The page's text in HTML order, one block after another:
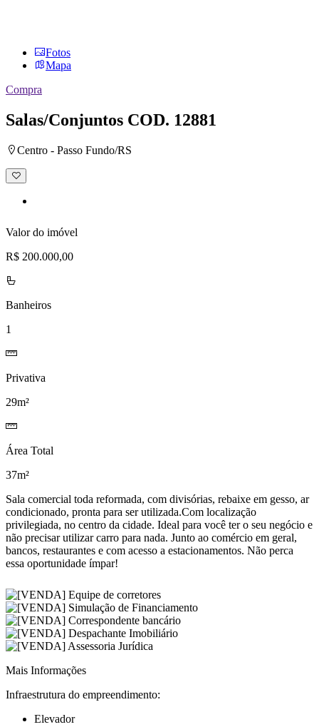
Fotos
Mapa
Compra
Salas/Conjuntos COD. 12881
Centro - Passo Fundo/RS
Adicionar
à
Valor do imóvel
R$ 200.000,00
Banheiros
1
Privativa
29m²
Área Total
37m²
Sala comercial toda reformada, com divisórias, rebaixe em gesso, ar
condicionado, pronta para ser utilizada.Com localização
privilegiada, no centro da cidade. Ideal para você ter o seu negócio e
não precisar utilizar carro para nada. Junto ao comércio em geral,
bancos, restaurantes e com acesso a estacionamentos. Não perca
essa oportunidade ímpar!
Mais Informações
Infraestrutura do empreendimento:
Elevador